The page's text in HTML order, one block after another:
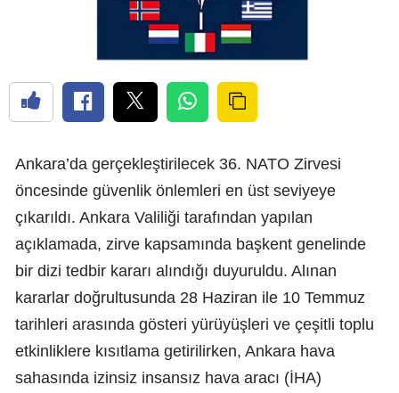
Ankara’da gerçekleştirilecek 36. NATO Zirvesi
öncesinde güvenlik önlemleri en üst seviyeye
çıkarıldı. Ankara Valiliği tarafından yapılan
açıklamada, zirve kapsamında başkent genelinde
bir dizi tedbir kararı alındığı duyuruldu. Alınan
kararlar doğrultusunda 28 Haziran ile 10 Temmuz
tarihleri arasında gösteri yürüyüşleri ve çeşitli toplu
etkinliklere kısıtlama getirilirken, Ankara hava
sahasında izinsiz insansız hava aracı (İHA)